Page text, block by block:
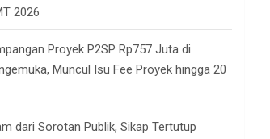
2026
Proyek P2SP Rp757 Juta di
Muncul Isu Fee Proyek hingga 20
dari Sorotan Publik, Sikap Tertutup